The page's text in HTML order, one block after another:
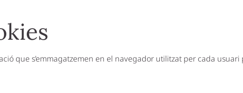
que s’emmagatzemen en el navegador utilitzat per cada